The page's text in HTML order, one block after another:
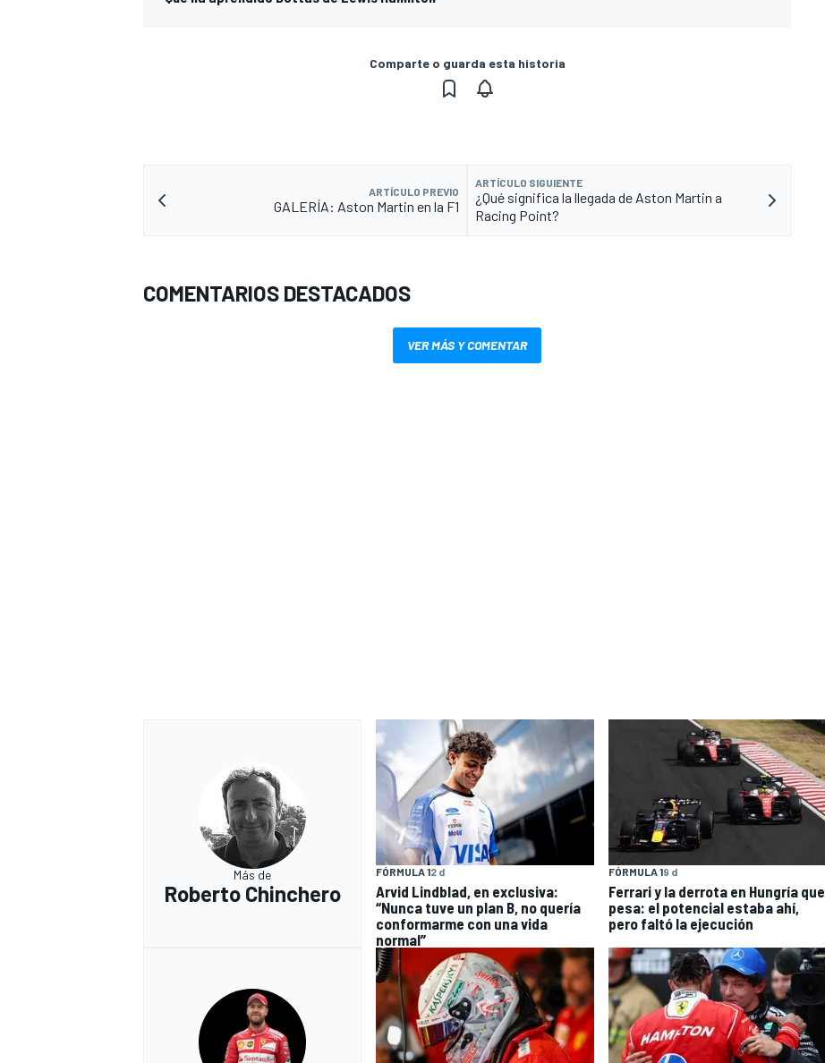
Comparte o guarda esta historia
ARTÍCULO PREVIO
GALERÍA: Aston Martin en la F1
ARTÍCULO SIGUIENTE
¿Qué significa la llegada de Aston Martin a
Racing Point?
COMENTARIOS DESTACADOS
VER MÁS Y COMENTAR
Más de
Roberto Chinchero
FÓRMULA 12 d
Arvid Lindblad, en exclusiva:
“Nunca tuve un plan B, no quería
conformarme con una vida
normal”
FÓRMULA 19 d
Ferrari y la derrota en Hungría que
pesa: el potencial estaba ahí,
pero faltó la ejecución